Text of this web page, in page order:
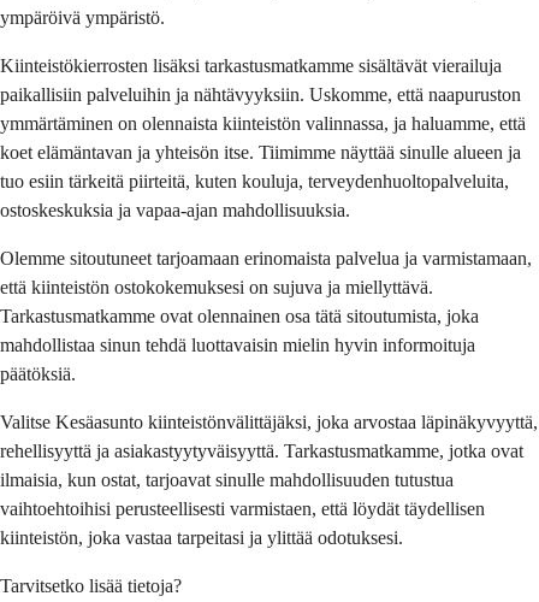
ympäröivä ympäristö.
Kiinteistökierrosten lisäksi tarkastusmatkamme sisältävät vierailuja
paikallisiin palveluihin ja nähtävyyksiin. Uskomme, että naapuruston
ymmärtäminen on olennaista kiinteistön valinnassa, ja haluamme, että
koet elämäntavan ja yhteisön itse. Tiimimme näyttää sinulle alueen ja
tuo esiin tärkeitä piirteitä, kuten kouluja, terveydenhuoltopalveluita,
ostoskeskuksia ja vapaa-ajan mahdollisuuksia.
Olemme sitoutuneet tarjoamaan erinomaista palvelua ja varmistamaan,
että kiinteistön ostokokemuksesi on sujuva ja miellyttävä.
Tarkastusmatkamme ovat olennainen osa tätä sitoutumista, joka
mahdollistaa sinun tehdä luottavaisin mielin hyvin informoituja
päätöksiä.
Valitse Kesäasunto kiinteistönvälittäjäksi, joka arvostaa läpinäkyvyyttä,
rehellisyyttä ja asiakastyytyväisyyttä. Tarkastusmatkamme, jotka ovat
ilmaisia, kun ostat, tarjoavat sinulle mahdollisuuden tutustua
vaihtoehtoihisi perusteellisesti varmistaen, että löydät täydellisen
kiinteistön, joka vastaa tarpeitasi ja ylittää odotuksesi.
Tarvitsetko lisää tietoja?